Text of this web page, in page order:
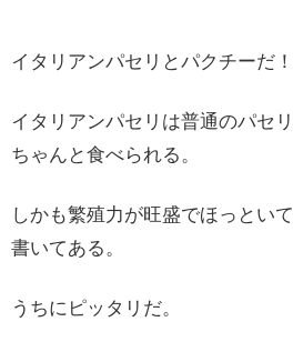
イタリアンパセリとパクチーだ！
イタリアンパセリは普通のパセ
ちゃんと食べられる。
しかも繁殖力が旺盛でほっとい
書いてある。
うちにピッタリだ。